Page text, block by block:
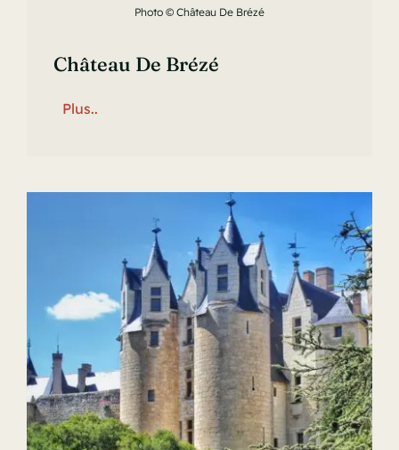
Photo © Château De Brézé
Château De Brézé
Plus..